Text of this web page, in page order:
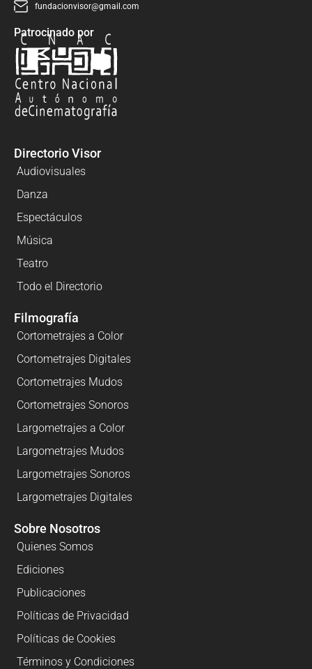
fundacionvisor@gmail.com
Patrocinado por
Directorio Visor
Audiovisuales
Danza
Espectáculos
Música
Teatro
Todo el Directorio
Filmografía
Cortometrajes a Color
Cortometrajes Digitales
Cortometrajes Mudos
Cortometrajes Sonoros
Largometrajes a Color
Largometrajes Mudos
Largometrajes Sonoros
Largometrajes Digitales
Sobre Nosotros
Quienes Somos
Ediciones
Publicaciones
Políticas de Privacidad
Políticas de Cookies
Términos y Condiciones